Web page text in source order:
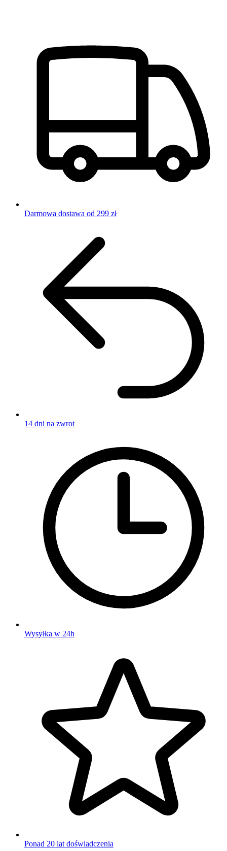
Darmowa dostawa od 299 zł
14 dni na zwrot
Wysyłka w 24h
Ponad 20 lat doświadczenia